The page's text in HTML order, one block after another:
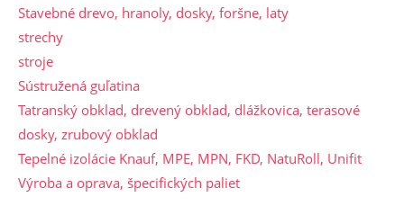
Stavebné drevo, hranoly, dosky, foršne, laty
strechy
stroje
Sústružená guľatina
Tatranský obklad, drevený obklad, dlážkovica, terasové
dosky, zrubový obklad
Tepelné izolácie Knauf, MPE, MPN, FKD, NatuRoll, Unifit
Výroba a oprava, špecifických paliet